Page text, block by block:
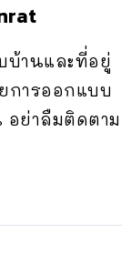
บ้านและที่อยู่
การออกแบบ
อย่าลืมติดตาม